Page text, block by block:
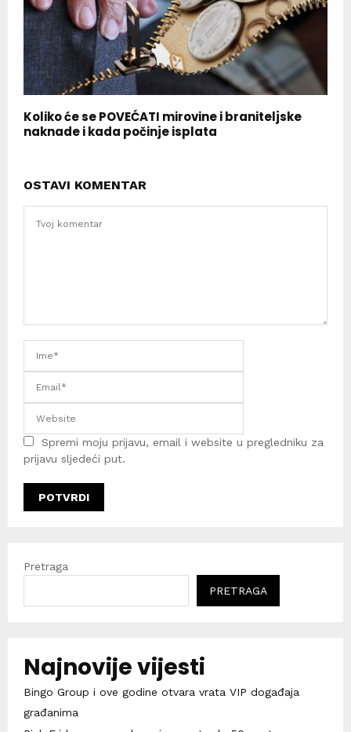
Koliko će se POVEĆATI mirovine i braniteljske
naknade i kada počinje isplata
OSTAVI KOMENTAR
Spremi moju prijavu, email i website u pregledniku za
prijavu sljedeći put.
Pretraga
PRETRAGA
Najnovije vijesti
Bingo Group i ove godine otvara vrata VIP događaja
građanima